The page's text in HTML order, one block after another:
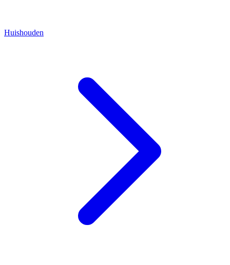
Huishouden